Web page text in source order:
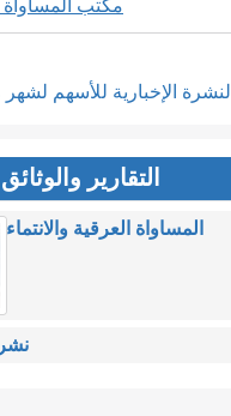
مكتب المساواة
النشرة الإخبارية للأسهم لشهر
التقارير
المساواة العرقية والانتماء